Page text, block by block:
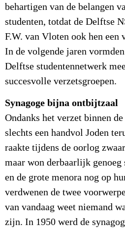
behartigen van de belangen
studenten, totdat de Delftse
F.W. van Vloten ook hen een
In de volgende jaren
Delftse studentennetwerk
succesvolle verzetsgroepen.
Synagoge bijna ontbijtzaal
Ondanks het verzet binnen
slechts een handvol Joden
raakte tijdens de oorlog
maar won derbaarlijk genoeg
en de grote menora nog op
verdwenen de twee
van vandaag weet niemand
zijn. In 1950 werd de